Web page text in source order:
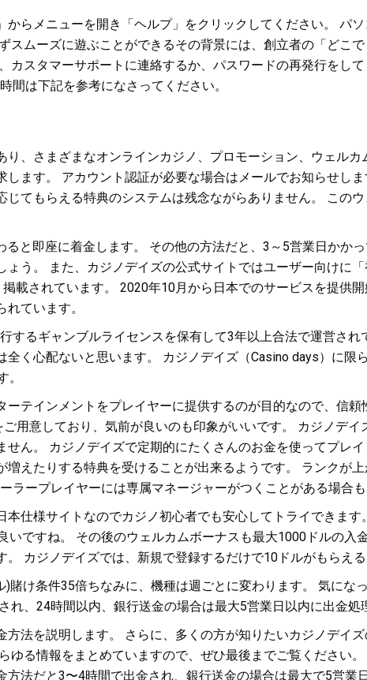
らメニューを開き「ヘルプ」をクリックしてください。 パ
スムーズに遊ぶことができるその背景には、創立者の「どこ
カスタマーサポートに連絡するか、パスワードの再発行をし
間は下記を参考になさってください。
、さまざまなオンラインカジノ、プロモーション、ウェル
ます。 アカウント認証が必要な場合はメールでお知らせし
てもらえる特典のシステムは残念ながらありません。 この
と即座に着金します。 その他の方法だと、3～5営業日かか
う。 また、カジノデイズの公式サイトではユーザー向けに
載されています。 2020年10月から日本でのサービスを提供
ています。
するギャンブルライセンスを保有して3年以上合法で運営さ
く心配ないと思います。 カジノデイズ（Casino days）に限
テインメントをプレイヤーに提供するのが目的なので、信
用意しており、気前が良いのも印象がいいです。 カジノデ
ん。 カジノデイズで定期的にたくさんのお金を使ってプレ
えたりする特典を受けることが出来るようです。 ランクが
ープレイヤーには専属マネージャーがつくことがある場合も
仕様サイトなのでカジノ初心者でも安心してトライできま
ですね。 その後のウェルカムボーナスも最大1000ドルの入
カジノデイズでは、新規で登録するだけで10ドルがもらえ
賭け条件35倍ちなみに、機種は週ごとに変わります。 気にな
、24時間以内、銀行送金の場合は最大5営業日以内に出金処
法を説明します。 さらに、多くの方が知りたいカジノデイ
ゆる情報をまとめていますので、ぜひ最後までご覧ください
法だと3〜4時間で出金され、銀行送金の場合は最大で5営業